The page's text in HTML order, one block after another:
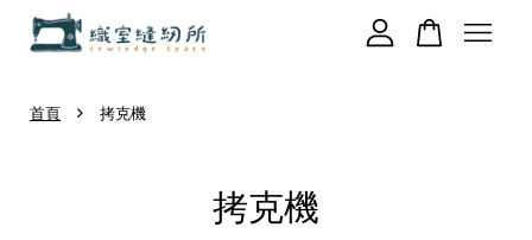
首頁 › 拷克機
拷克機
您的購物車目前還是空的。
繼續購物